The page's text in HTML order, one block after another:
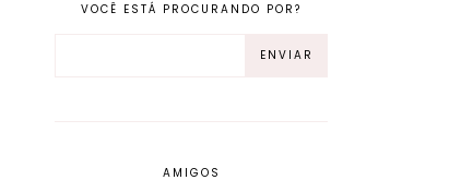
VOCÊ ESTÁ PROCURANDO POR?
AMIGOS